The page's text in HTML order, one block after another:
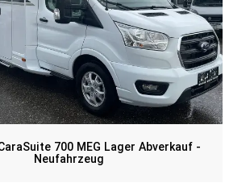
700 MEG Lager Abverkauf -
Neufahrzeug